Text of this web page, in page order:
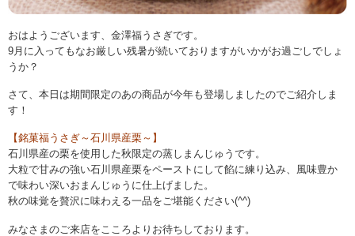
おはようございます、金澤福うさぎです。
9月に入ってもなお厳しい残暑が続いておりますがいかがお過ごしでしょ
うか？
さて、本日は期間限定のあの商品が今年も登場しましたのでご紹介しま
す！
【銘菓福うさぎ～石川県産栗～】
石川県産の栗を使用した秋限定の蒸しまんじゅうです。
大粒で甘みの強い石川県産栗をペーストにして餡に練り込み、風味豊か
で味わい深いおまんじゅうに仕上げました。
秋の味覚を贅沢に味わえる一品をご堪能ください(^^)
みなさまのご来店をこころよりお待ちしております。